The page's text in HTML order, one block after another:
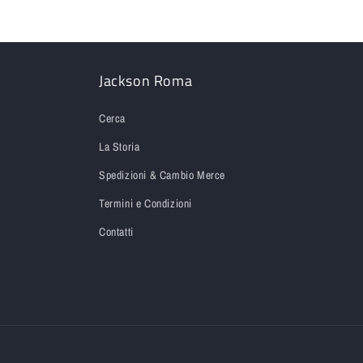
Jackson Roma
Cerca
La Storia
Spedizioni & Cambio Merce
Termini e Condizioni
Contatti